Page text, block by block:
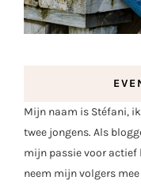
Mijn naam is Stéfani,
twee jongens. Als
mijn passie voor actief
neem mijn volgers